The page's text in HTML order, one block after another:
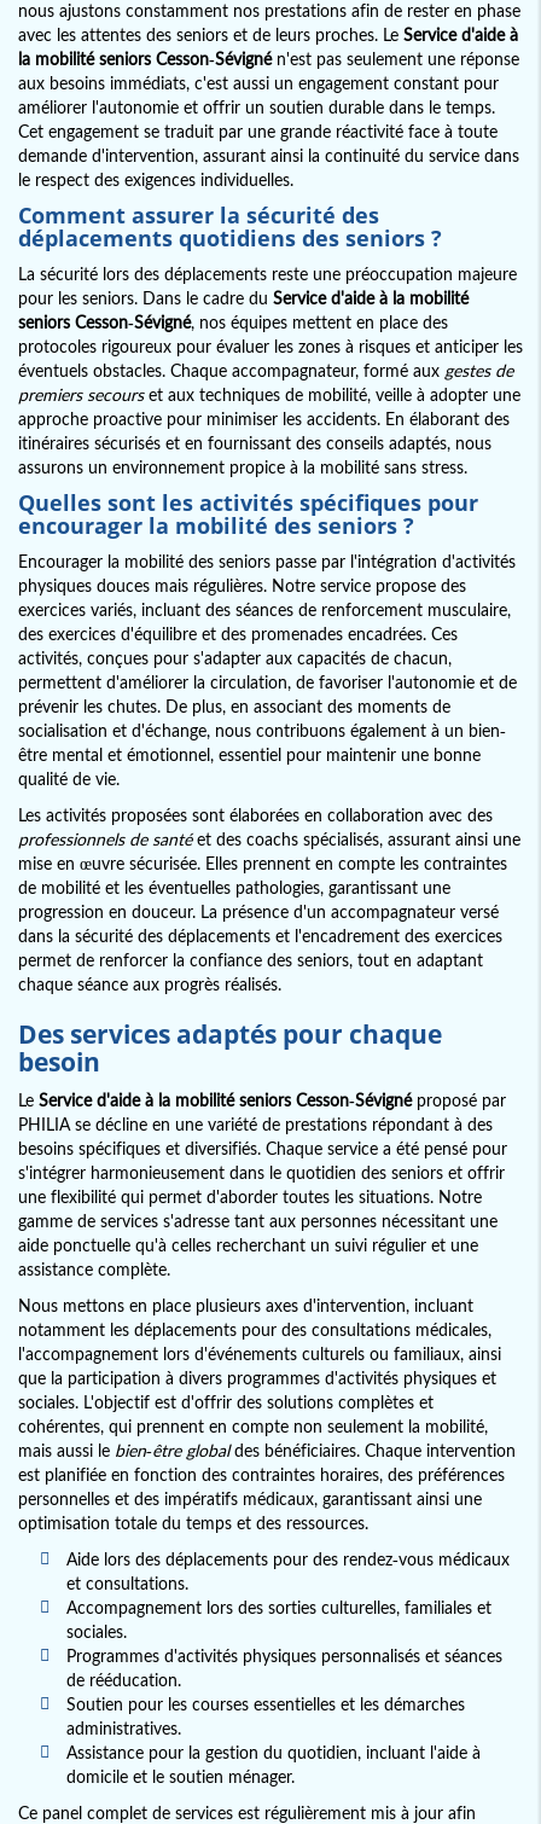
nous ajustons constamment nos prestations afin de rester en phase
avec les attentes des seniors et de leurs proches. Le Service d'aide à
la mobilité seniors Cesson-Sévignén'est pas seulement une réponse
aux besoins immédiats, c'est aussi un engagement constant pour
améliorer l'autonomie et offrir un soutien durable dans le temps.
Cet engagement se traduit par une grande réactivité face à toute
demande d'intervention, assurant ainsi la continuité du service dans
le respect des exigences individuelles.
Comment assurer la sécurité des
déplacements quotidiens des seniors ?
La sécurité lors des déplacements reste une préoccupation majeure
pour les seniors. Dans le cadre du Service d'aide à la mobilité
seniors Cesson-Sévigné, nos équipes mettent en place des
protocoles rigoureux pour évaluer les zones à risques et anticiper les
éventuels obstacles. Chaque accompagnateur, formé aux gestes de
premiers secourset aux techniques de mobilité, veille à adopter une
approche proactive pour minimiser les accidents. En élaborant des
itinéraires sécurisés et en fournissant des conseils adaptés, nous
assurons un environnement propice à la mobilité sans stress.
Quelles sont les activités spécifiques pour
encourager la mobilité des seniors ?
Encourager la mobilité des seniors passe par l'intégration d'activités
physiques douces mais régulières. Notre service propose des
exercices variés, incluant des séances de renforcement musculaire,
des exercices d'équilibre et des promenades encadrées. Ces
activités, conçues pour s'adapter aux capacités de chacun,
permettent d'améliorer la circulation, de favoriser l'autonomie et de
prévenir les chutes. De plus, en associant des moments de
socialisation et d'échange, nous contribuons également à un bien-
être mental et émotionnel, essentiel pour maintenir une bonne
qualité de vie.
Les activités proposées sont élaborées en collaboration avec des
professionnels de santéet des coachs spécialisés, assurant ainsi une
mise en œuvre sécurisée. Elles prennent en compte les contraintes
de mobilité et les éventuelles pathologies, garantissant une
progression en douceur. La présence d'un accompagnateur versé
dans la sécurité des déplacements et l'encadrement des exercices
permet de renforcer la confiance des seniors, tout en adaptant
chaque séance aux progrès réalisés.
Des services adaptés pour chaque
besoin
Le Service d'aide à la mobilité seniors Cesson-Sévignéproposé par
PHILIA se décline en une variété de prestations répondant à des
besoins spécifiques et diversifiés. Chaque service a été pensé pour
s'intégrer harmonieusement dans le quotidien des seniors et offrir
une flexibilité qui permet d'aborder toutes les situations. Notre
gamme de services s'adresse tant aux personnes nécessitant une
aide ponctuelle qu'à celles recherchant un suivi régulier et une
assistance complète.
Nous mettons en place plusieurs axes d'intervention, incluant
notamment les déplacements pour des consultations médicales,
l'accompagnement lors d'événements culturels ou familiaux, ainsi
que la participation à divers programmes d'activités physiques et
sociales. L'objectif est d'offrir des solutions complètes et
cohérentes, qui prennent en compte non seulement la mobilité,
mais aussi le bien-être globaldes bénéficiaires. Chaque intervention
est planifiée en fonction des contraintes horaires, des préférences
personnelles et des impératifs médicaux, garantissant ainsi une
optimisation totale du temps et des ressources.
Aide lors des déplacements pour des rendez-vous médicaux
et consultations.
Accompagnement lors des sorties culturelles, familiales et
sociales.
Programmes d'activités physiques personnalisés et séances
de rééducation.
Soutien pour les courses essentielles et les démarches
administratives.
Assistance pour la gestion du quotidien, incluant l'aide à
domicile et le soutien ménager.
Ce panel complet de services est régulièrement mis à jour afin